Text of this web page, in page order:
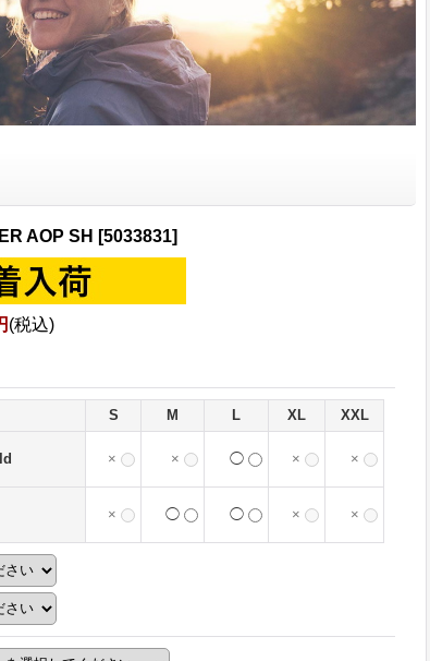
AOP SH [5033831]
(税込)
S M L XL XXL
× × ◯ × ×
× ◯ ◯ × ×